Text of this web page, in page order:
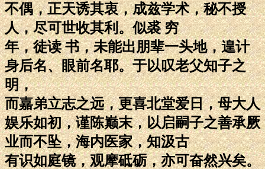
不偶，正天诱其衷，成兹学术，秘不授
人，尽可世收其利。似裘 穷
年，徒读 书，未能出朋辈一头地，遑计
身后名、眼前名耶。于以叹老父知子之
明，
而嘉弟立志之远，更喜北堂爱日，母大人
娱乐如初，谨陈巅末，以启嗣子之善承厥
业而不坠，海内医家，知汲古
有识如庭镜，观摩砥砺，亦可奋然兴矣。